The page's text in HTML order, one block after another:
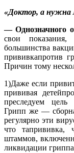
«Доктор, а нужна
— Однозначного
свои
большинства
прививкапротив
Причин тому
1)Даже если
прививая
преследуем цель
Грипп же —
регулярно эти
что тапрививка,
штаммов,
ликвидации